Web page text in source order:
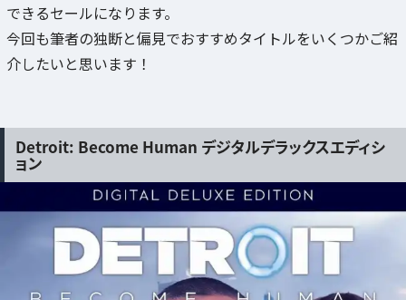
できるセールになります。
今回も筆者の独断と偏見でおすすめタイトルをいくつかご紹
介したいと思います！
Detroit: Become Human デジタルデラックスエディシ
ョン